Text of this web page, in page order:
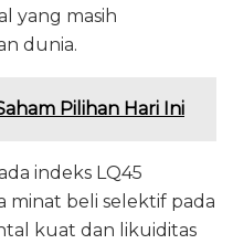
yang masih
dunia.
Pilihan Hari Ini
indeks LQ45
minat beli selektif pada
kuat dan likuiditas